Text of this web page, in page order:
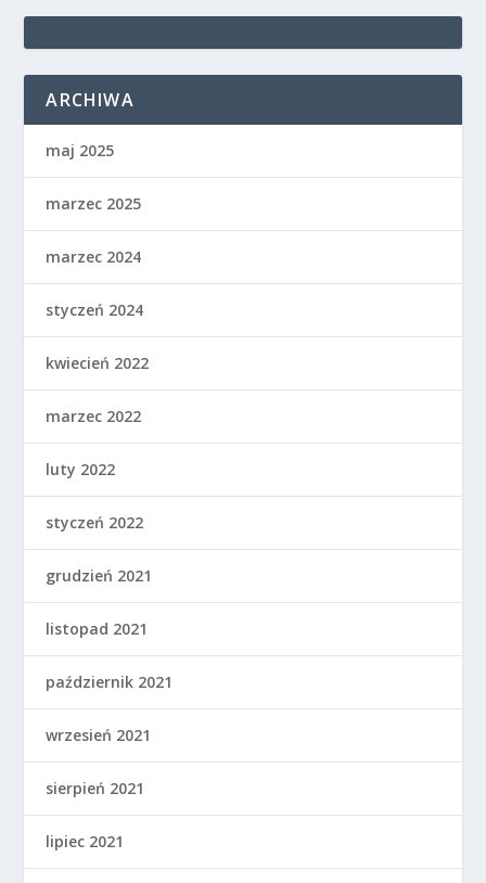
ARCHIWA
maj 2025
marzec 2025
marzec 2024
styczeń 2024
kwiecień 2022
marzec 2022
luty 2022
styczeń 2022
grudzień 2021
listopad 2021
październik 2021
wrzesień 2021
sierpień 2021
lipiec 2021